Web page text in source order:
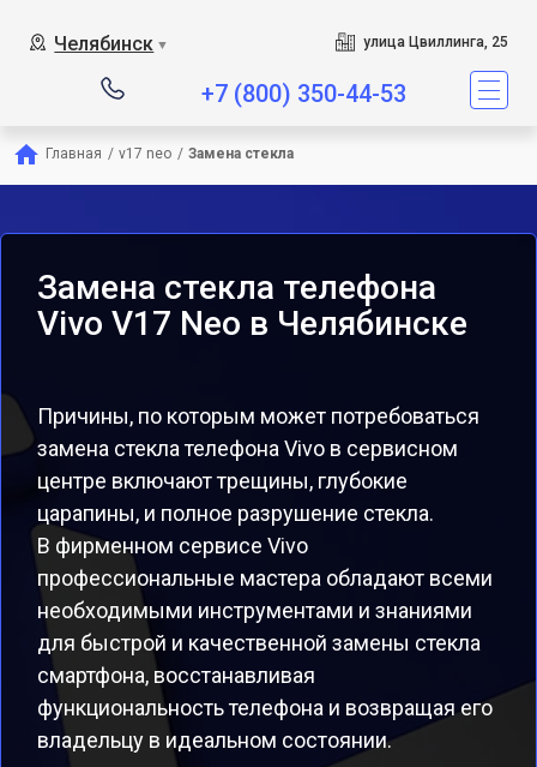
Челябинск ▼ улица Цвиллинга, 25
+7 (800) 350-44-53
Главная / v17 neo / Замена стекла
Замена стекла телефона
Vivo V17 Neo в Челябинске
Причины, по которым может потребоваться
замена стекла телефона Vivo в сервисном
центре включают трещины, глубокие
царапины, и полное разрушение стекла.
В фирменном сервисе Vivo
профессиональные мастера обладают всеми
необходимыми инструментами и знаниями
для быстрой и качественной замены стекла
смартфона, восстанавливая
функциональность телефона и возвращая его
владельцу в идеальном состоянии.